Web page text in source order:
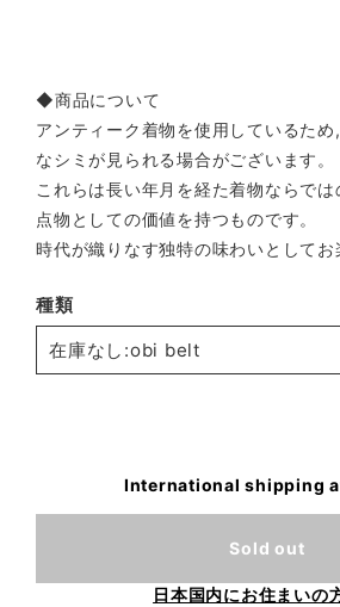
◆商品について
アンティーク着物を使用しているた
なシミが見られる場合がございます。
これらは長い年月を経た着物ならで
点物としての価値を持つものです。
時代が織りなす独特の味わいとしてお
種類
International shipping
Sold out
日本国内にお住まいの